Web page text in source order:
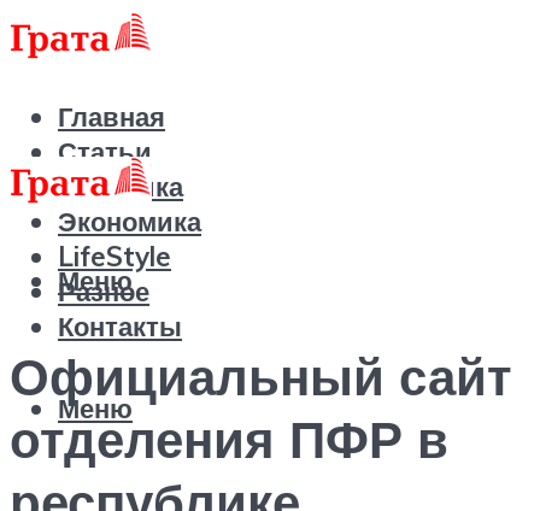
Главная
Статьи
Политика
Экономика
LifeStyle
Разное
Контакты
Меню
Меню
Официальный сайт
отделения ПФР в